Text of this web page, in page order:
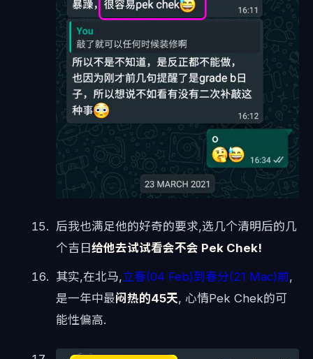
后我也满足他的好奇的要求,选几个清明后的几
个吉日给他去试试看会不会 Pek Chek!
其实,在北马,立春(04 Feb)到春分(21 Mac)前,
是一年中最闷热的45天, 心情Pek Chek的可
能性偏高.